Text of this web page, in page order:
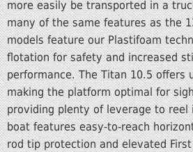
more easily be transported in a
many of the same features as the
models feature our Plastifoam
flotation for safety and increased
performance. The Titan 10.5 offers
making the platform optimal for
providing plenty of leverage to reel
boat features easy-to-reach
rod tip protection and elevated First